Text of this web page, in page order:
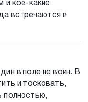
и кое-какие
встречаются в
в поле не воин. В
и тосковать,
полностью,